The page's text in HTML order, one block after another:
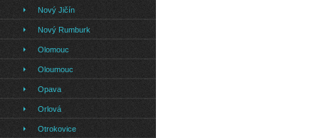
Nový Jičín
Nový Rumburk
Olomouc
Oloumouc
Opava
Orlová
Otrokovice